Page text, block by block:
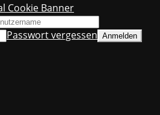
Cookie Banner
Passwort vergessen